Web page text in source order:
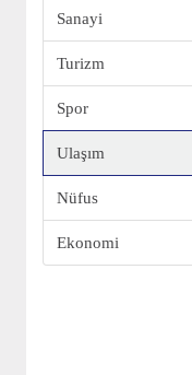
Sanayi
Turizm
Spor
Ulaşım
Nüfus
Ekonomi